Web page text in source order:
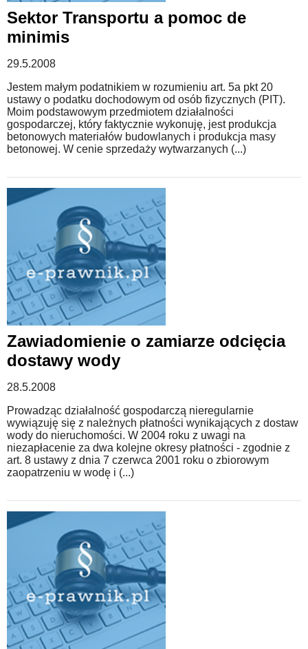
Sektor Transportu a pomoc de
minimis
29.5.2008
Jestem małym podatnikiem w rozumieniu art. 5a pkt 20
ustawy o podatku dochodowym od osób fizycznych (PIT).
Moim podstawowym przedmiotem działalności
gospodarczej, który faktycznie wykonuję, jest produkcja
betonowych materiałów budowlanych i produkcja masy
betonowej. W cenie sprzedaży wytwarzanych (...)
Zawiadomienie o zamiarze odcięcia
dostawy wody
28.5.2008
Prowadząc działalność gospodarczą nieregularnie
wywiązuję się z należnych płatności wynikających z dostaw
wody do nieruchomości. W 2004 roku z uwagi na
niezapłacenie za dwa kolejne okresy płatności - zgodnie z
art. 8 ustawy z dnia 7 czerwca 2001 roku o zbiorowym
zaopatrzeniu w wodę i (...)